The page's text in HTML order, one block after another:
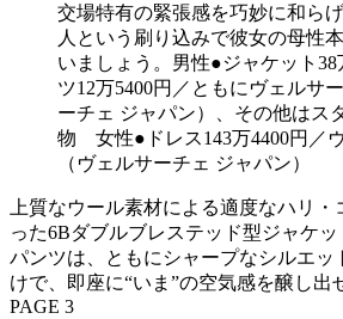
交場特有の緊張感を巧妙に和ら
人という刷り込みで彼女の母性
いましょう。男性●ジャケット38
ツ12万5400円／ともにヴェルサ
ーチェ ジャパン）、その他はス
物 女性●ドレス143万4400円／
（ヴェルサーチェ ジャパン）
上質なウール素材による適度なハリ
った6Bダブルブレステッド型ジャケ
パンツは、ともにシャープなシルエッ
けで、即座に“いま”の空気感を醸し出
PAGE 3